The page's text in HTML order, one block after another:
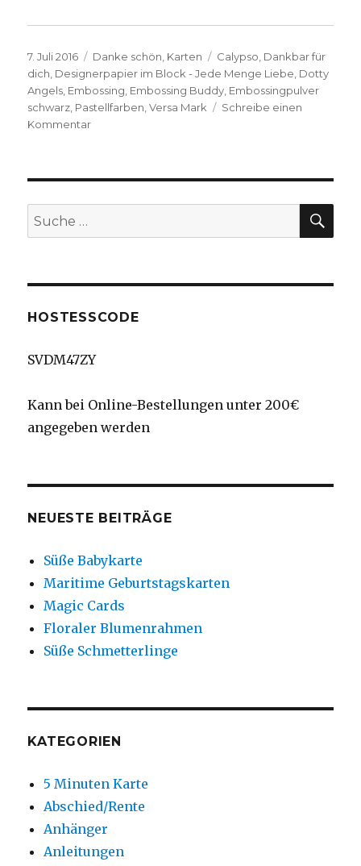
Veröffentlicht
am
7. Juli 2016 Kategorien
Danke schön, Karten Schlagwörter
Calypso, Dankbar für
dich, Designerpapier im Block - Jede Menge Liebe, Dotty
Angels, Embossing, Embossing Buddy, Embossingpulver
schwarz, Pastellfarben,Versa Mark
Schreibe einen
Kommentarzu
Suche
nach:
HOSTESSCODE
SVDM47ZY
Kann bei Online-Bestellungen unter 200€
angegeben werden
NEUESTE BEITRÄGE
Süße Babykarte
Maritime Geburtstagskarten
Magic Cards
Floraler Blumenrahmen
Süße Schmetterlinge
KATEGORIEN
5 Minuten Karte
Abschied/Rente
Anhänger
Anleitungen